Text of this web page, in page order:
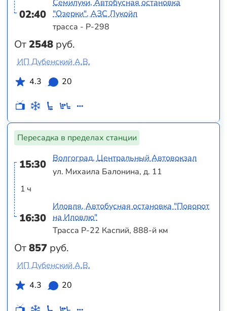
02:40
От2548 руб.
Семилуки, Автобусная остановка
"Озерки", АЗС Лукойл
трасса - Р-298
ИП Дубенский А.В.
4.3
20
Пересадка в пределах станции
15:30
1 ч
16:30
От857 руб.
Волгоград, Центральный Автовокзал
ул. Михаила Балонина, д. 11
Иловля, Автобусная остановка "Поворот
на Иловлю"
Трасса Р-22 Каспий, 888-й км
ИП Дубенский А.В.
4.3
20